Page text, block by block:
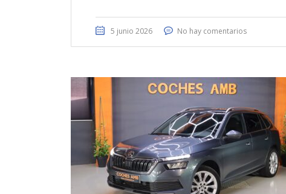
5 junio 2026 No hay comentarios